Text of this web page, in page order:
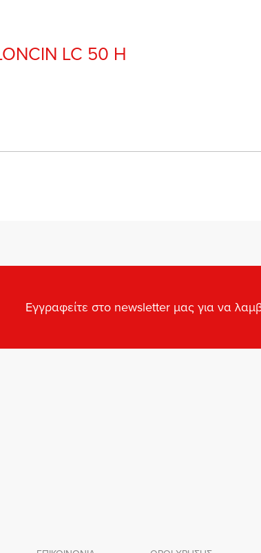
LC 50 H
Εγγραφείτε στο newsletter μας για να